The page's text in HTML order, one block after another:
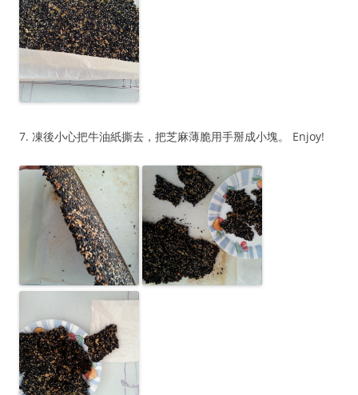
7. 凍後小心把牛油紙撕去，把芝麻薄脆用手掰成小塊。 Enjoy!